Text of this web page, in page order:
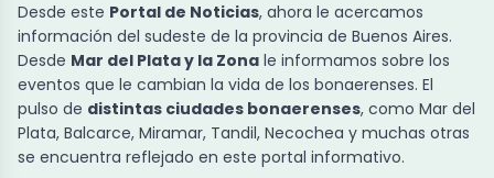
Desde este Portal de Noticias, ahora le acercamos
información del sudeste de la provincia de Buenos Aires.
Desde Mar del Plata y la Zona le informamos sobre los
eventos que le cambian la vida de los bonaerenses. El
pulso de distintas ciudades bonaerenses, como Mar del
Plata, Balcarce, Miramar, Tandil, Necochea y muchas otras
se encuentra reflejado en este portal informativo.